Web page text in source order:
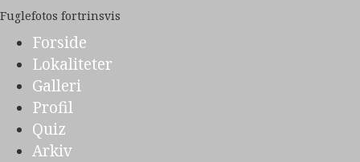
Fuglefotos fortrinsvis
Forside
Lokaliteter
Galleri
Profil
Quiz
Arkiv